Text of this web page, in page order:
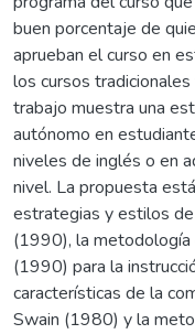
buen porcentaje de
aprueban el curso en
los cursos
trabajo muestra una
autónomo en
niveles de inglés o en
nivel. La propuesta
estrategias y estilos
(1990), la metodología
(1990) para la
características de la
Swain (1980) y la